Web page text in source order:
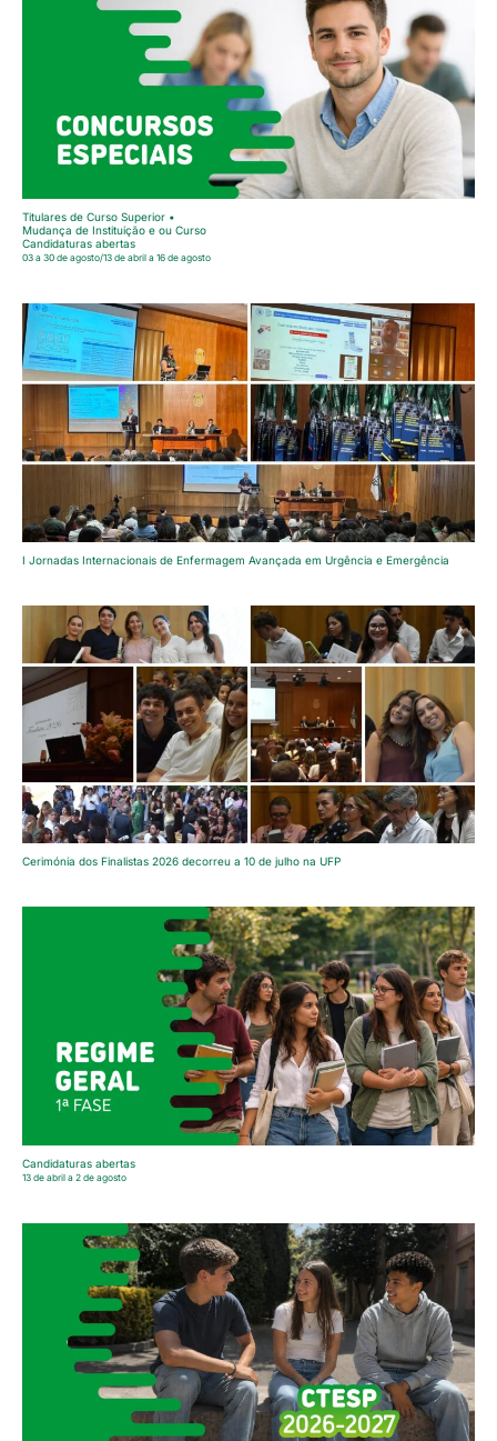
Titulares de Curso Superior •
Mudança de Instituição e ou Curso
Candidaturas abertas
03 a 30 de agosto/13 de abril a 16 de agosto
I Jornadas Internacionais de Enfermagem Avançada em Urgência e Emergência
Cerimónia dos Finalistas 2026 decorreu a 10 de julho na UFP
Candidaturas abertas
13 de abril a 2 de agosto